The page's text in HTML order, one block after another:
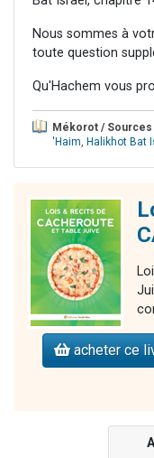
Nous sommes à
toute question
Qu'Hachem vous
Mékorot / Sources
'Haim, Halikhot Bat
acheter ce